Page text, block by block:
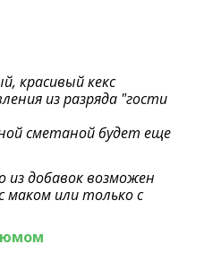
красивый кекс
из разряда "гости
сметаной будет еще
добавок возможен
или только с